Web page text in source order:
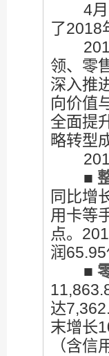
4月
了2018
2018
领、零
深入推
向价值
全面提
略转型
2018
■
同比增
用卡等
点。
润
■
达
末增长
（含